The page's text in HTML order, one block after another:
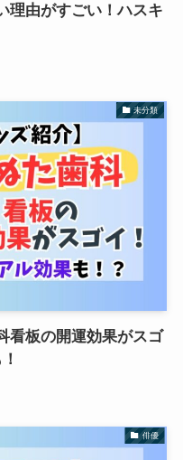
理由がすごい！ハスキ
未分類
看板の開運効果がスゴ
俳優